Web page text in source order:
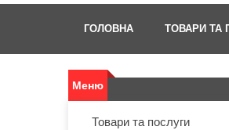
ГОЛОВНА ТОВАРИ ТА
Товари та послуги